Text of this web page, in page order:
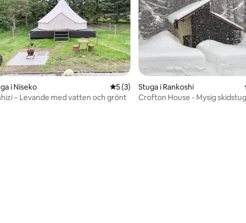
betyg, 24 omdömen
i Niseko 5 av 5 i genomsnittligt betyg, 3
5 (3)
– Levande med vatten och grönt
Stuga i Rankoshi
Crofton House - Mysig